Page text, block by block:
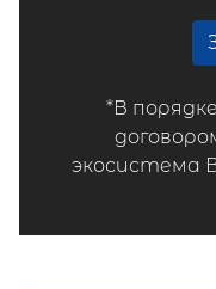
*В
экосистема